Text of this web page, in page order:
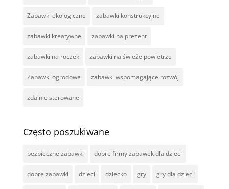
Zabawki ekologiczne zabawki konstrukcyjne
zabawki kreatywne zabawki na prezent
zabawki na roczek zabawki na świeże powietrze
Zabawki ogrodowe zabawki wspomagające rozwój
zdalnie sterowane
Często poszukiwane
bezpieczne zabawki dobre firmy zabawek dla dzieci
dobre zabawki dzieci dziecko gry gry dla dzieci